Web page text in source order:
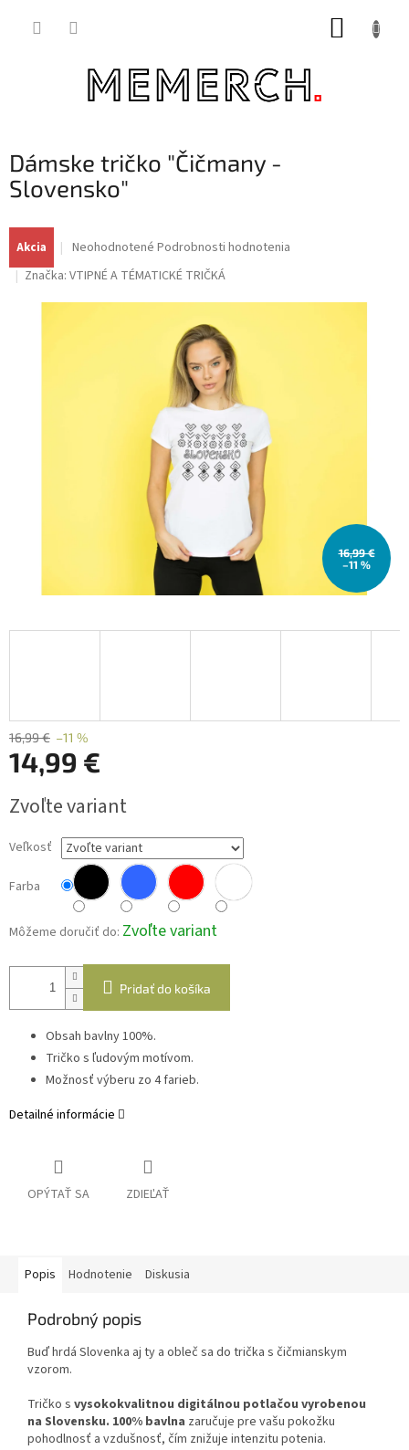
Dámske tričko "Čičmany -
Slovensko"
Akcia
Priemerné
produktu
je
Neohodnotené Podrobnosti hodnotenia
Značka: VTIPNÉ A TÉMATICKÉ TRIČKÁ
16,99 €
–11 %
16,99 € –11 %
14,99 €
cena:
Zvoľte variant
Veľkosť
Farba
Môžeme doručiť do: Zvoľte variant
Pridať do košíka
Obsah bavlny 100%.
Tričko s ľudovým motívom.
Možnosť výberu zo 4 farieb.
Detailné informácie
OPÝTAŤ SA ZDIEĽAŤ
Popis Hodnotenie Diskusia
Podrobný popis
Buď hrdá Slovenka aj ty a obleč sa do trička s čičmianskym
vzorom.
Tričko s vysokokvalitnou digitálnou potlačou vyrobenou
na Slovensku. 100% bavlna zaručuje pre vašu pokožku
pohodlnosť a vzdušnosť, čím znižuje intenzitu potenia.